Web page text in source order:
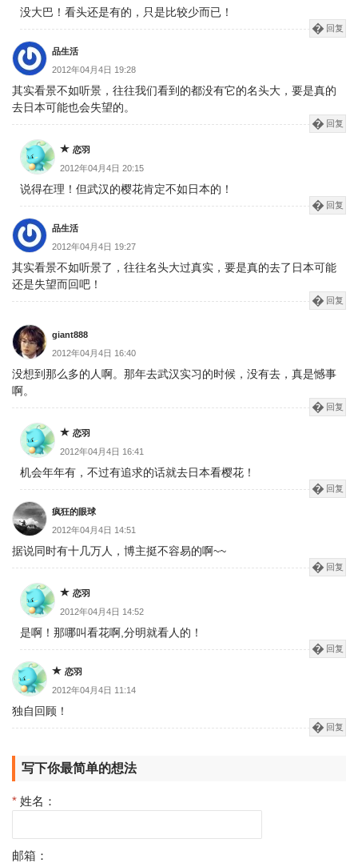
没大巴！看头还是有的，只是比较少而已！
回复
品生活
2012年04月4日 19:28
其实看景不如听景，往往我们看到的都没有它的名头大，要是真的
去日本可能也会失望的。
回复
恋羽
2012年04月4日 20:15
说得在理！但武汉的樱花肯定不如日本的！
回复
品生活
2012年04月4日 19:27
其实看景不如听景了，往往名头大过真实，要是真的去了日本可能
还是失望而回吧！
回复
giant888
2012年04月4日 16:40
没想到那么多的人啊。那年去武汉实习的时候，没有去，真是憾事
啊。
回复
恋羽
2012年04月4日 16:41
机会年年有，不过有追求的话就去日本看樱花！
回复
疯狂的眼球
2012年04月4日 14:51
据说同时有十几万人，博主挺不容易的啊~~
回复
恋羽
2012年04月4日 14:52
是啊！那哪叫看花啊,分明就看人的！
回复
恋羽
2012年04月4日 11:14
独自回顾！
回复
写下你最简单的想法
* 姓名：
邮箱：